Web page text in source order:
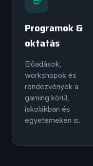
Programok &
oktatás
Előadások,
workshopok és
rendezvények a
gaming körül,
iskolákban és
egyetemeken is.